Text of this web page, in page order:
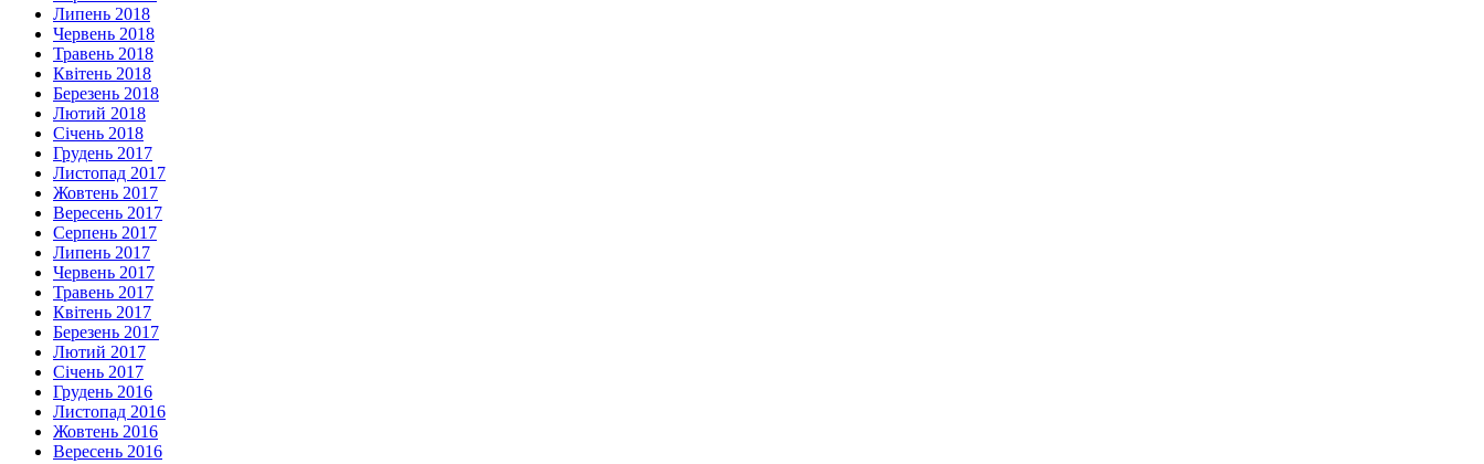
Липень 2018
Червень 2018
Травень 2018
Квітень 2018
Березень 2018
Лютий 2018
Січень 2018
Грудень 2017
Листопад 2017
Жовтень 2017
Вересень 2017
Серпень 2017
Липень 2017
Червень 2017
Травень 2017
Квітень 2017
Березень 2017
Лютий 2017
Січень 2017
Грудень 2016
Листопад 2016
Жовтень 2016
Вересень 2016